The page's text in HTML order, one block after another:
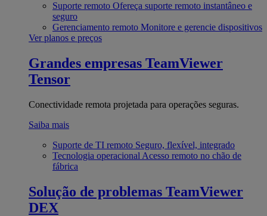
Suporte remoto Ofereça suporte remoto instantâneo e
seguro
Gerenciamento remoto Monitore e gerencie dispositivos
Ver planos e preços
Grandes empresas TeamViewer
Tensor
Conectividade remota projetada para operações seguras.
Saiba mais
Suporte de TI remoto Seguro, flexível, integrado
Tecnologia operacional Acesso remoto no chão de
fábrica
Solução de problemas TeamViewer
DEX